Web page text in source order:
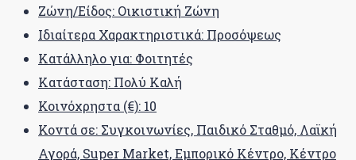
Ζώνη/Είδος: Οικιστική Ζώνη
Ιδιαίτερα Χαρακτηριστικά: Προσόψεως
Κατάλληλο για: Φοιτητές
Κατάσταση: Πολύ Καλή
Κοινόχρηστα (€): 10
Κοντά σε: Συγκοινωνίες, Παιδικό Σταθμό, Λαϊκή
Αγορά, Super Market, Εμπορικό Κέντρο, Κέντρο